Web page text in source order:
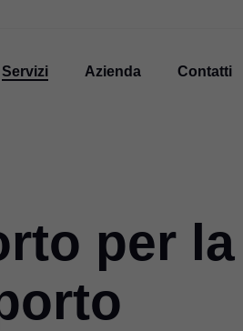
Servizi Azienda Contatti
per